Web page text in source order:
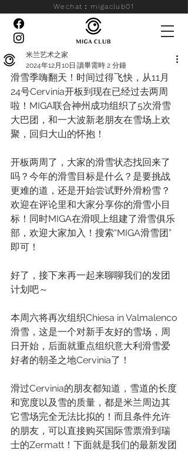
Wechat：migaclub01
米兰艺术之家
2024年12月10日 讀畢需時 2 分鐘
滑雪季嗨翻天！时间过得飞快，从11月
24号Cervinia开板到现在已经过去两周
啦！MIGA联合神州成功组织了5次滑雪
大巴团，和一大波新老朋友在雪场上欢
聚，回归大山的怀抱！
开板两周了，大家的滑雪状态找回来了
吗？今年的滑雪目标是什么？是要挑战
更难的道，还是开始尝试野外滑粉雪？
欢迎在评论里和大家分享你的滑雪小目
标！同时MIGA在滑呗上组建了滑雪俱乐
部，欢迎大家加入！搜索“MIGA滑雪团”
即可！
好了，接下来再一起来聊聊我们的发团
计划吧～
本周六将再次组织Chiesa in Valmalenco
滑雪，这是一个对新手友好的雪场，周
日开始，后面就重点组织意大利滑雪爱
好者的朝圣之地Cervinia了！
滑过Cervinia的朋友都知道，雪道的长度
和宽度以及雪的质量，都是米兰周边其
它雪场完全无法比拟的！而且条件允许
的朋友，可以直接购买国际雪票滑到瑞
士的Zermatt！下面就是我们的最新发团